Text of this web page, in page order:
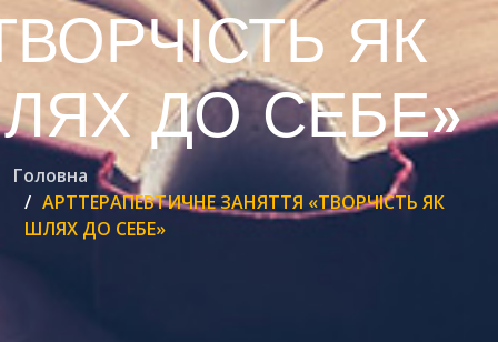
ЯК
ДО СЕБЕ»
Головна
АРТТЕРАПЕВТИЧНЕ ЗАНЯТТЯ «ТВОРЧІСТЬ ЯК
ШЛЯХ ДО СЕБЕ»